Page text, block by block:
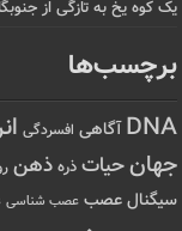
یک کوه یخ به تازگی از
برچسب‌ها
DNA آگاهی افسردگی
جهانحیات ذره ذهن
سیگنال عصب عصب شناسی